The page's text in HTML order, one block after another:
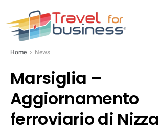
Home News
Marsiglia –
Aggiornamento
ferroviario di Nizza